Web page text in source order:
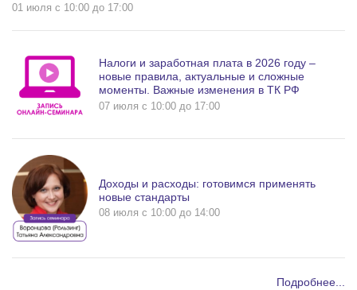
01 июля c 10:00 до 17:00
Налоги и заработная плата в 2026 году –
новые правила, актуальные и сложные
моменты. Важные изменения в ТК РФ
07 июля c 10:00 до 17:00
Доходы и расходы: готовимся применять
новые стандарты
08 июля c 10:00 до 14:00
Подробнее...